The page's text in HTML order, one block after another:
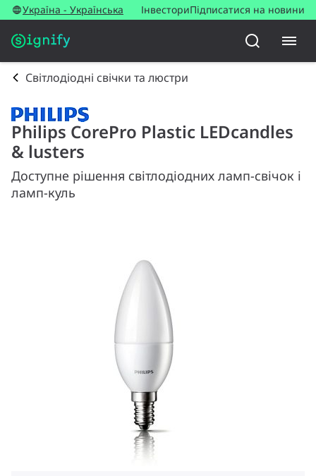
Україна - Українська ІнвесториПідписатися на новини
Світлодіодні свічки та люстри
Philips CorePro Plastic LEDcandles
& lusters
Доступне рішення світлодіодних ламп-свічок і
ламп-куль